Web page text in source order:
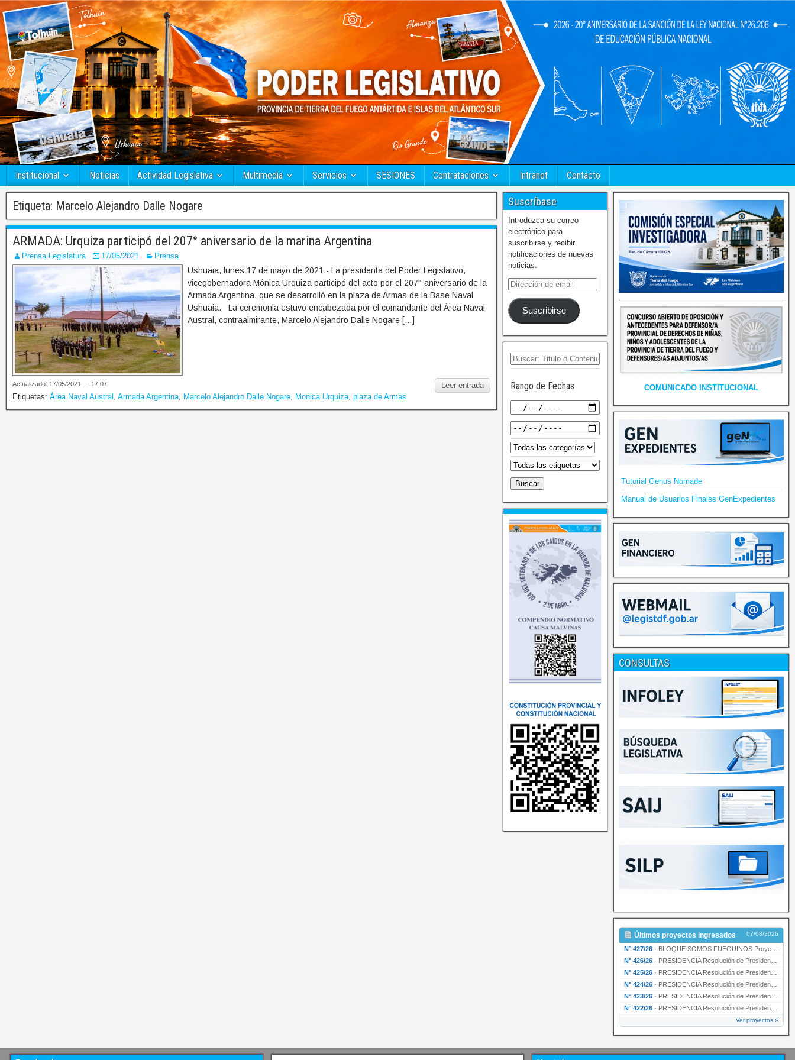
Institucional Noticias Actividad Legislativa Multimedia Servicios SESIONES Contrataciones Intranet Contacto
Etiqueta: Marcelo Alejandro Dalle Nogare
ARMADA: Urquiza participó del 207° aniversario de la marina Argentina
Prensa Legislatura 17/05/2021 Prensa
Ushuaia, lunes 17 de mayo de 2021.- La presidenta del Poder Legislativo,
vicegobernadora Mónica Urquiza participó del acto por el 207° aniversario de la
Armada Argentina, que se desarrolló en la plaza de Armas de la Base Naval
Ushuaia. La ceremonia estuvo encabezada por el comandante del Área Naval
Austral, contraalmirante, Marcelo Alejandro Dalle Nogare […]
Leer entrada
Actualizado: 17/05/2021 — 17:07
Etiquetas: Área Naval Austral , Armada Argentina, Marcelo Alejandro Dalle Nogare, Monica Urquiza, plaza de Armas
Suscríbase
Introduzca su correo
electrónico para
suscribirse y recibir
notificaciones de nuevas
noticias.
Suscribirse
Rango de Fechas COMUNICADO INSTITUCIONAL
Tutorial Genus Nomade
Manual de Usuarios Finales GenExpedientes
CONSULTAS
Últimos proyectos ingresados 07/08/2026
N° 427/26 · BLOQUE SOMOS FUEGUINOS Proyecto de Declaración declarando de interés provincial PRESIDENCI…
N° 426/26 · PRESIDENCIA Resolución de Presidencia N° 216/26 declarando de interés provincial la labor …
N° 425/26 · PRESIDENCIA Resolución de Presidencia N° 212/26 declarando de interés provincial el “50° A…
N° 424/26 · PRESIDENCIA Resolución de Presidencia Nº 210/26 declarando de interés provincial el proyec…
N° 423/26 · PRESIDENCIA Resolución de Presidencia Nº 209/26 declarando de interés provincial la presen…
N° 422/26 · PRESIDENCIA Resolución de Presidencia N° 200/26 para su ratificación.
Ver proyectos »